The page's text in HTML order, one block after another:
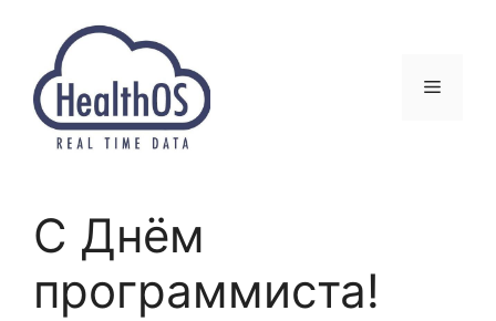
содержимому
Меню
С Днём
программиста!